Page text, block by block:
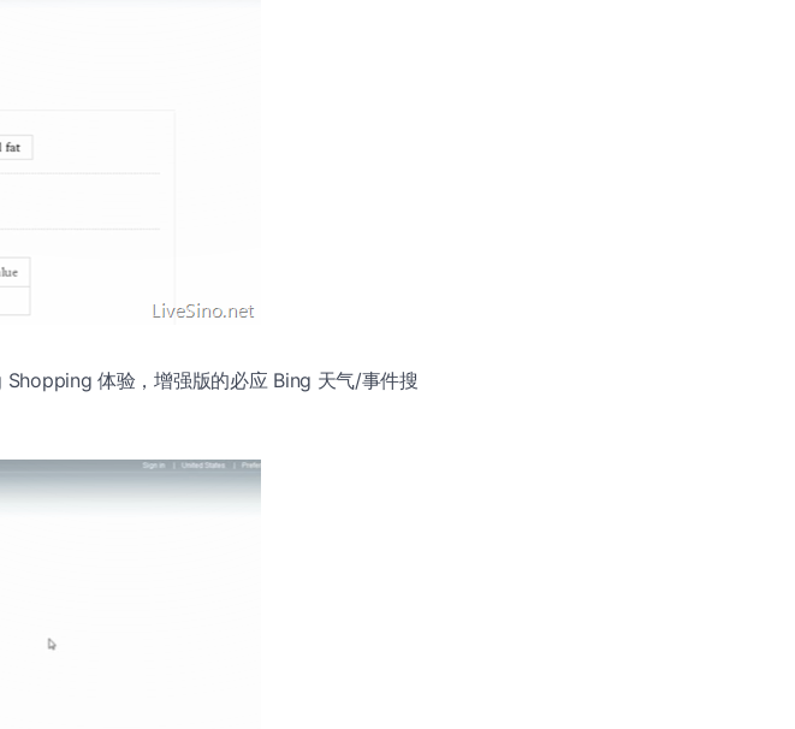
体验，增强版的必应 Bing 天气/事件搜